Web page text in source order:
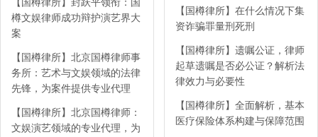
【国樽律所】封跃平领衔：国
樽文娱律师成功辩护演艺界大
案
【国樽律所】北京国樽律师事
务所：艺术与文娱领域的法律
先锋，为案件提供专业代理
【国樽律所】北京国樽律师：
文娱演艺领域的专业代理，为
【国樽律所】在什么情况下集
资诈骗罪量刑死刑
【国樽律所】遗嘱公证，律师
起草遗嘱是否必公证？解析法
律效力与必要性
【国樽律所】全面解析，基本
医疗保险体系构建与保障范围